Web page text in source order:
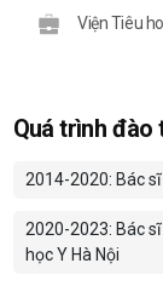
Viện Tiêu
Quá trình đào
2014-2020: Bác
2020-2023: Bác
học Y Hà Nội